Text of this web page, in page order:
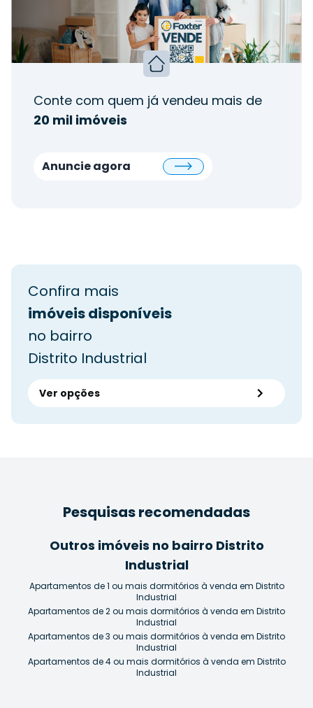
Conte com quem já vendeu mais de
20 mil imóveis
Anuncie agora
Confira mais
imóveis disponíveis
no bairro
Distrito Industrial
Ver opções
Pesquisas recomendadas
Outros imóveis no bairro Distrito
Industrial
Apartamentos de 1 ou mais dormitórios à venda em Distrito
Industrial
Apartamentos de 2 ou mais dormitórios à venda em Distrito
Industrial
Apartamentos de 3 ou mais dormitórios à venda em Distrito
Industrial
Apartamentos de 4 ou mais dormitórios à venda em Distrito
Industrial